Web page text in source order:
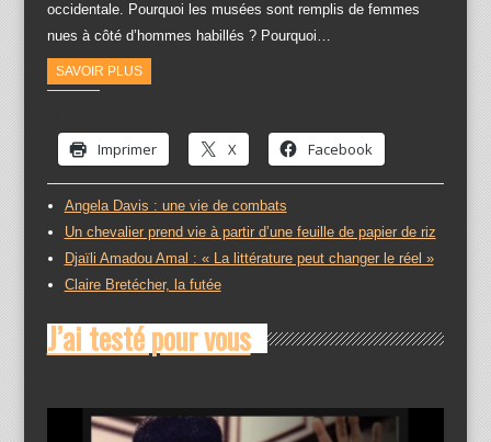
occidentale. Pourquoi les musées sont remplis de femmes
nues à côté d’hommes habillés ? Pourquoi…
SAVOIR PLUS
Imprimer X Facebook
Angela Davis : une vie de combats
Un chevalier prend vie à partir d’une feuille de papier de riz
Djaïli Amadou Amal : « La littérature peut changer le réel »
Claire Bretécher, la futée
J’ai testé pour vous